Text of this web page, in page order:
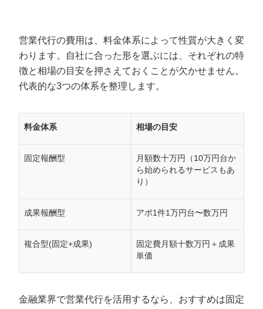
営業代行の費用は、料金体系によって性質が大きく変
わります。自社に合った形を選ぶには、それぞれの特
徴と相場の目安を押さえておくことが欠かせません。
代表的な3つの体系を整理します。
料金体系 相場の目安
固定報酬型
月額数十万円（10万円台か
ら始められるサービスもあ
り）
成果報酬型 アポ1件1万円台〜数万円
複合型(固定+成果)
固定費月額十数万円＋成果
単価
金融業界で営業代行を活用するなら、おすすめは固定